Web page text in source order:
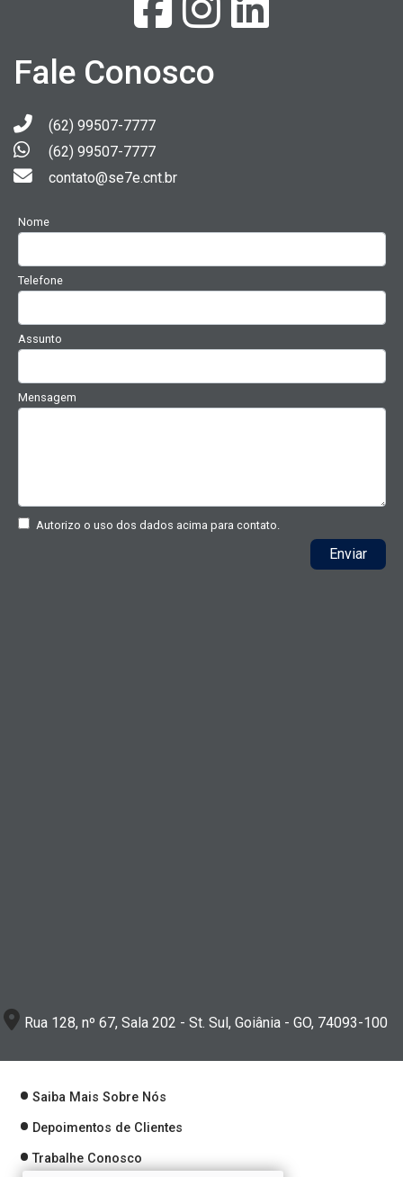
Fale Conosco
(62) 99507-7777
(62) 99507-7777
contato@se7e.cnt.br
Nome
Telefone
Assunto
Mensagem
Autorizo o uso dos dados acima para contato.
Enviar
Rua 128, nº 67, Sala 202 - St. Sul, Goiânia - GO, 74093-100
Saiba Mais Sobre Nós
Depoimentos de Clientes
Trabalhe Conosco